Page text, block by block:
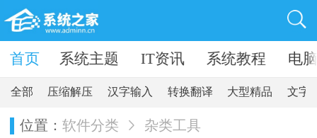
软件 系统主题 IT资讯 系统教程 电
首页
全部 压缩解压 汉字输入 转换翻译 大型精品 文字
位置： 软件分类 杂类工具